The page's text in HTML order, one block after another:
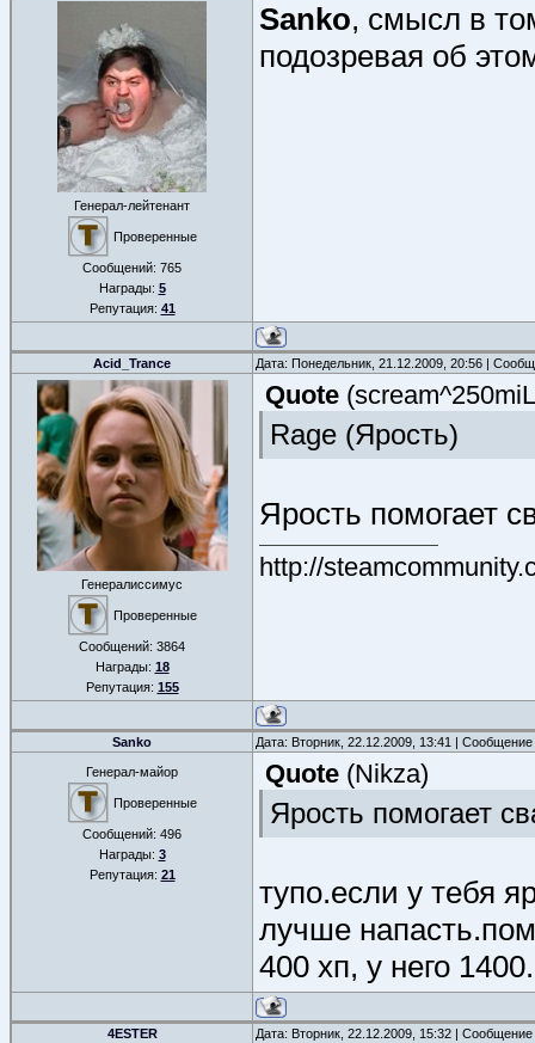
Генерал-лейтенант
Проверенные
Сообщений: 765
Награды: 5
Репутация: 41
Sanko, смысл в
подозревая об
Acid_Trance Дата: Понедельник, 21.12.2009, 20:56 |
Генералиссимус
Проверенные
Сообщений: 3864
Награды: 18
Репутация: 155
Quote (scream^250miL
Rage (Ярость)
Ярость помогает
http://
Sanko Дата: Вторник, 22.12.2009, 13:41 |
Генерал-майор
Проверенные
Сообщений: 496
Награды: 3
Репутация: 21
Quote (Nikza)
Ярость помогает
тупо.если у тебя
лучше
400 хп, у него
4ESTER Дата: Вторник, 22.12.2009, 15:32 |